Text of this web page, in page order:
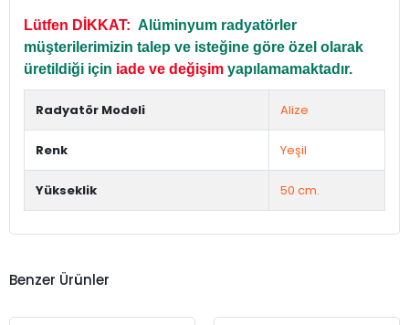
Lütfen DİKKAT: Alüminyum radyatörler
müşterilerimizin talep ve isteğine göre özel olarak
üretildiği için iade ve değişim yapılamamaktadır.
Radyatör Modeli Alize
Renk Yeşil
Yükseklik 50 cm.
Benzer Ürünler